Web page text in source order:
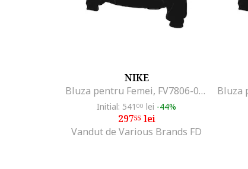
NIKE
Bluza pentru Femei, FV7806-010, Negru, Negru
Initial: 541 00 lei -44%
29755lei
Vandut de Various Brands FD